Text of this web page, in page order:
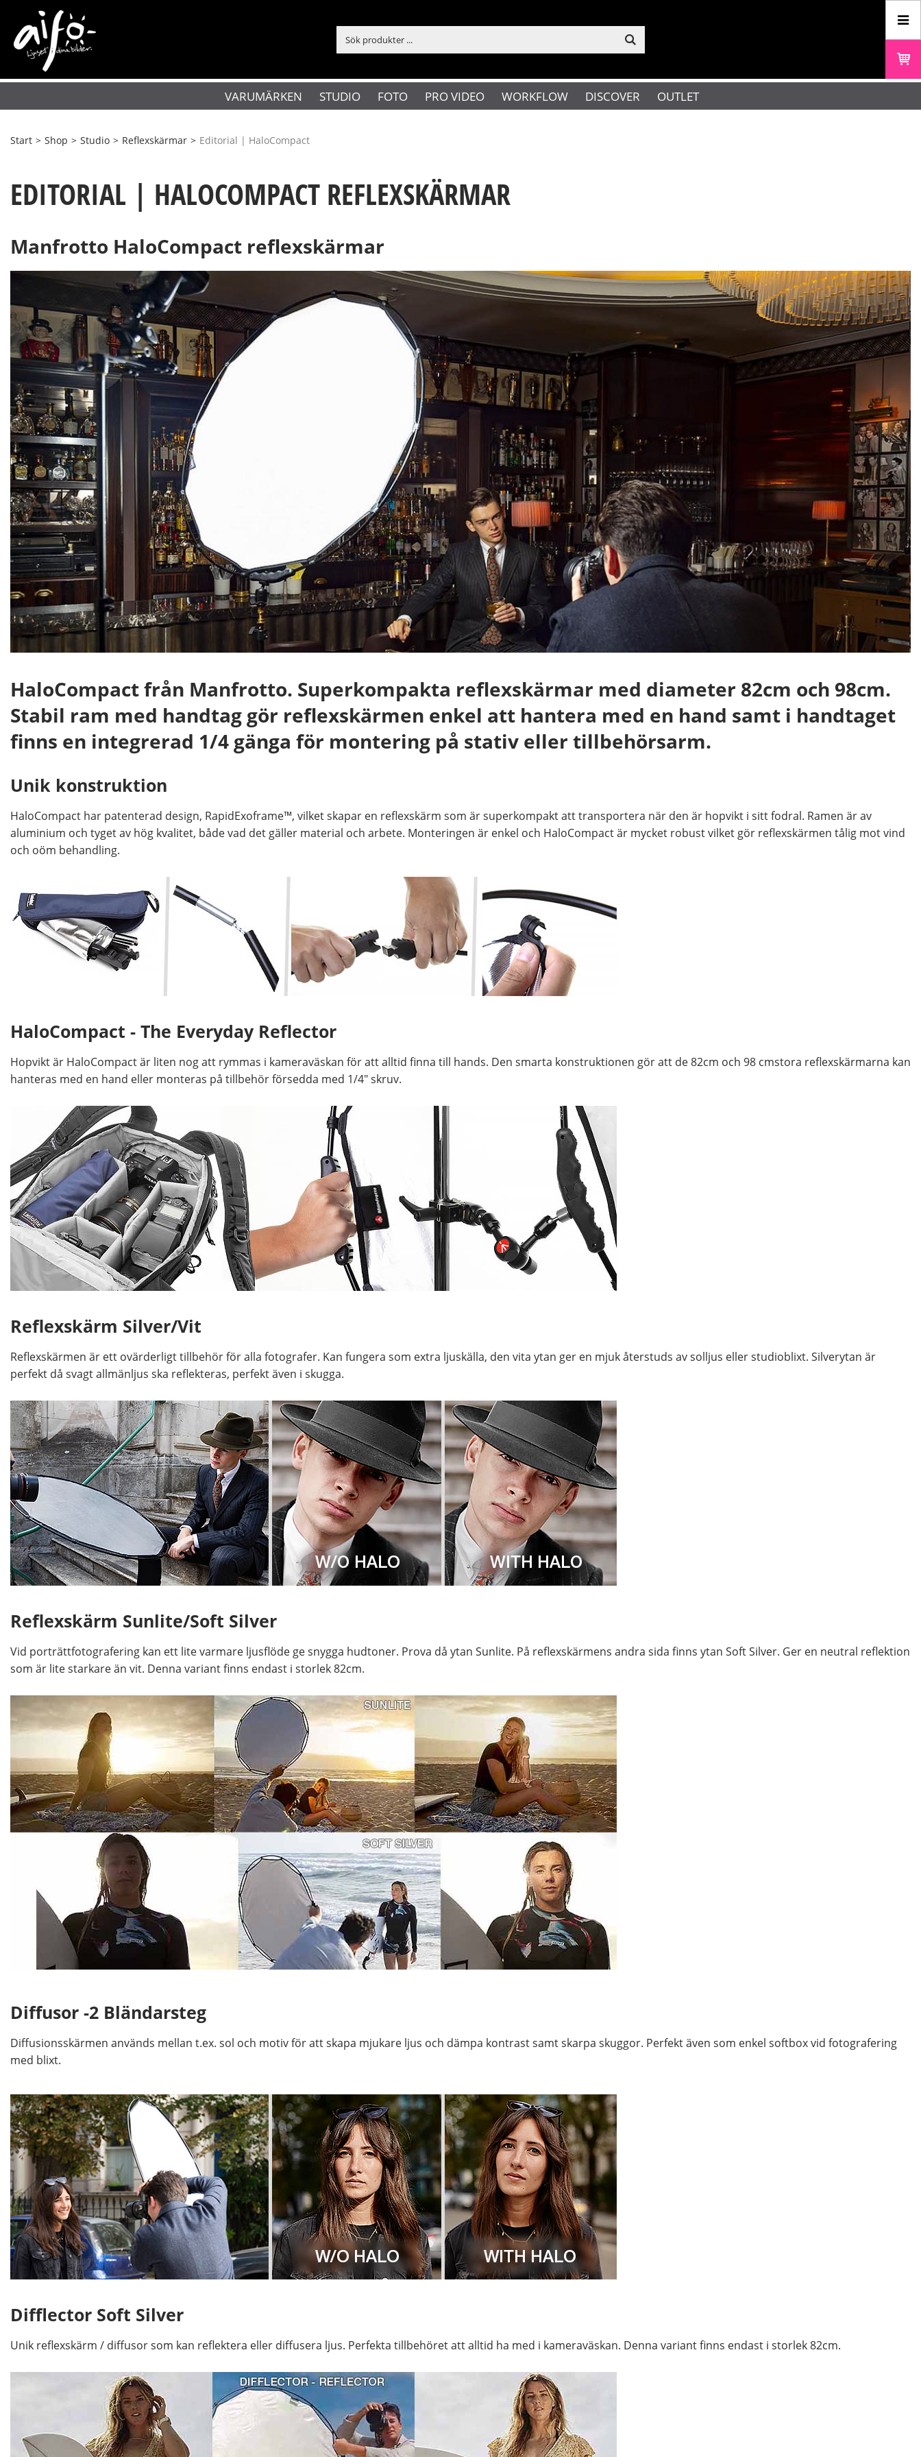
VARUMÄRKEN STUDIO FOTO PRO VIDEO WORKFLOW DISCOVER OUTLET
Start > Shop > Studio > Reflexskärmar > Editorial | HaloCompact
EDITORIAL | HALOCOMPACT REFLEXSKÄRMAR
Manfrotto HaloCompact reflexskärmar
HaloCompact från Manfrotto. Superkompakta reflexskärmar med diameter 82cm och 98cm.
Stabil ram med handtag gör reflexskärmen enkel att hantera med en hand samt i handtaget
finns en integrerad 1/4 gänga för montering på stativ eller tillbehörsarm.
Unik konstruktion
HaloCompact har patenterad design, RapidExoframe™, vilket skapar en reflexskärm som är superkompakt att transportera när den är hopvikt i sitt fodral. Ramen är av
aluminium och tyget av hög kvalitet, både vad det gäller material och arbete. Monteringen är enkel och HaloCompact är mycket robust vilket gör reflexskärmen tålig mot vind
och oöm behandling.
HaloCompact - The Everyday Reflector
Hopvikt är HaloCompact är liten nog att rymmas i kameraväskan för att alltid finna till hands. Den smarta konstruktionen gör att de 82cm och 98 cmstora reflexskärmarna kan
hanteras med en hand eller monteras på tillbehör försedda med 1/4" skruv.
Reflexskärm Silver/Vit
Reflexskärmen är ett ovärderligt tillbehör för alla fotografer. Kan fungera som extra ljuskälla, den vita ytan ger en mjuk återstuds av solljus eller studioblixt. Silverytan är
perfekt då svagt allmänljus ska reflekteras, perfekt även i skugga.
Reflexskärm Sunlite/Soft Silver
Vid porträttfotografering kan ett lite varmare ljusflöde ge snygga hudtoner. Prova då ytan Sunlite. På reflexskärmens andra sida finns ytan Soft Silver. Ger en neutral reflektion
som är lite starkare än vit. Denna variant finns endast i storlek 82cm.
Diffusor -2 Bländarsteg
Diffusionsskärmen används mellan t.ex. sol och motiv för att skapa mjukare ljus och dämpa kontrast samt skarpa skuggor. Perfekt även som enkel softbox vid fotografering
med blixt.
Difflector Soft Silver
Unik reflexskärm / diffusor som kan reflektera eller diffusera ljus. Perfekta tillbehöret att alltid ha med i kameraväskan. Denna variant finns endast i storlek 82cm.